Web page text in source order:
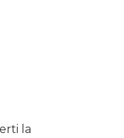
la